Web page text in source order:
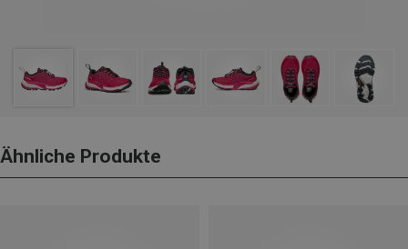
Ähnliche Produkte